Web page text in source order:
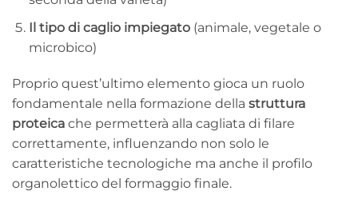
Il tipo di caglio impiegato(animale, vegetale o
microbico)
Proprio quest’ultimo elemento gioca un ruolo
fondamentale nella formazione della struttura
proteica che permetterà alla cagliata di filare
correttamente, influenzando non solo le
caratteristiche tecnologiche ma anche il profilo
organolettico del formaggio finale.